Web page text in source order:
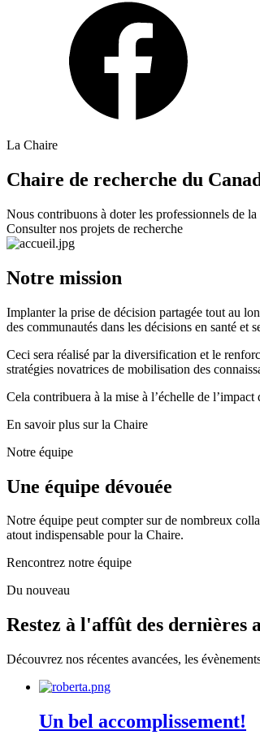
La Chaire
Chaire de recherche du
Nous contribuons à doter les professionnels de
Consulter nos projets de recherche
Notre mission
Implanter la prise de décision partagée tout au
des communautés dans les décisions en santé et
Ceci sera réalisé par la diversification et le
stratégies novatrices de mobilisation des
Cela contribuera à la mise à l’échelle de
En savoir plus sur la Chaire
Notre équipe
Une équipe dévouée
Notre équipe peut compter sur de nombreux
atout indispensable pour la Chaire.
Rencontrez notre équipe
Du nouveau
Restez à l'affût des dernières
Découvrez nos récentes avancées, les
Un bel accomplissement!